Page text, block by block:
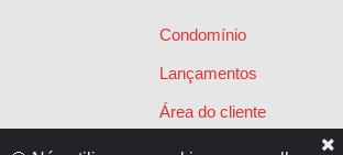
Condomínio
Lançamentos
Área do cliente
Políticas de privacidade